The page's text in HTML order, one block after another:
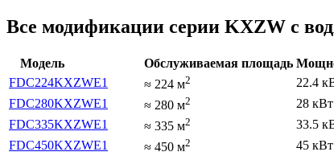
Все модификации серии KXZW с
Модель Обслуживаемая площадь
FDC224KXZWE1
≈ 224 м2 22.4
FDC280KXZWE1
≈ 280 м2 28 кВт
FDC335KXZWE1
≈ 335 м2 33.5
FDC450KXZWE1
≈ 450 м2 45 кВт